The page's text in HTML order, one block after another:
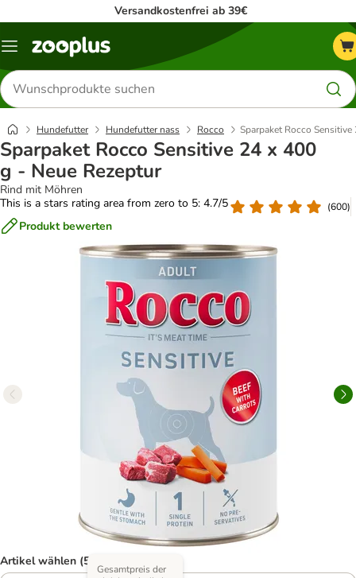
Versandkostenfrei ab 39€
Menü
Produkte
suchen
Hundefutter Hundefutter nass Rocco Sparpaket Rocco
Sparpaket Rocco Sensitive 24 x 400
g - Neue Rezeptur
Rind mit Möhren
This is a stars rating area from zero to 5: 4.7/5
(600)
Produkt bewerten
Artikel wählen (5 Varianten)
Gesamtpreis der